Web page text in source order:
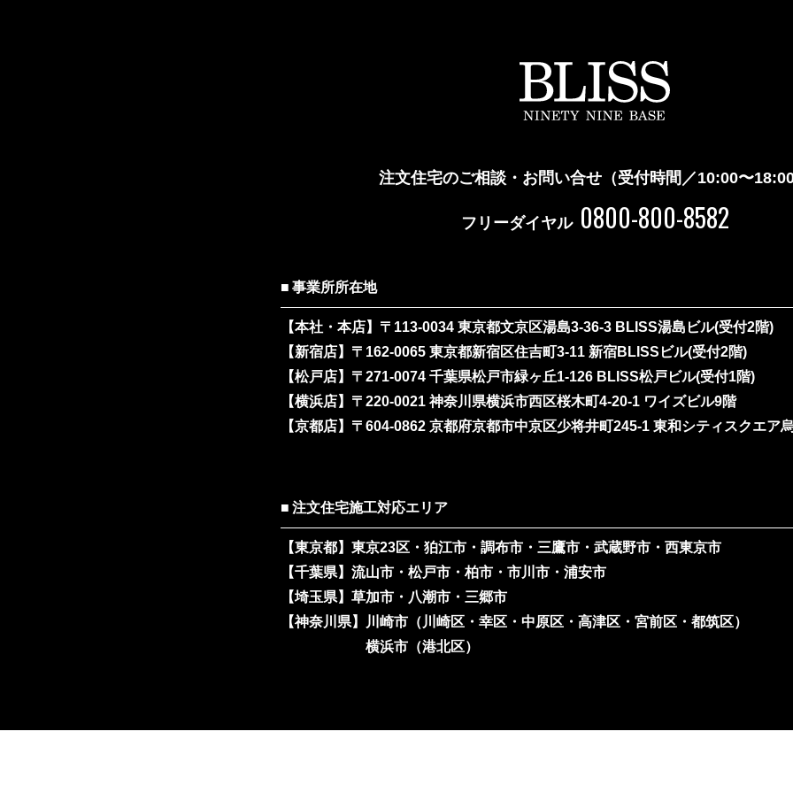
注文住宅のご相談・お問い合せ （受付時間／10:00〜
フリーダイヤル 0800-800-8582
事業所所在地
【本社・本店】 〒113-0034 東京都文京区湯島3-36-3 BLISS湯島ビル(受付2階)
【新宿店】 〒162-0065 東京都新宿区住吉町3-11 新宿BLISSビル(受付2階)
【松戸店】 〒271-0074 千葉県松戸市緑ヶ丘1-126 BLISS松戸ビル(受付1階)
【横浜店】 〒220-0021 神奈川県横浜市西区桜木町4-20-1 ワイズビル9階
【京都店】 〒604-0862 京都府京都市中京区少将井町245-1 東和シティスクエア
注文住宅施工対応エリア
【東京都】 東京23区・狛江市・調布市・三鷹市・武蔵野市・西東京市
【千葉県】 流山市・松戸市・柏市・市川市・浦安市
【埼玉県】 草加市・八潮市・三郷市
【神奈川県】
川崎市（川崎区・幸区・中原区・高津区・宮前区・都筑区）
横浜市（港北区）